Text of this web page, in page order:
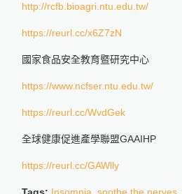
http://rcfb.bioagri.ntu.edu.tw/
https://reurl.cc/x6Z7zN
國家食品安全教育暨研究中心
https://www.ncfser.ntu.edu.tw/
https://reurl.cc/WvdGek
全球健康促進產學聯盟GAAIHP
https://reurl.cc/GAWlly